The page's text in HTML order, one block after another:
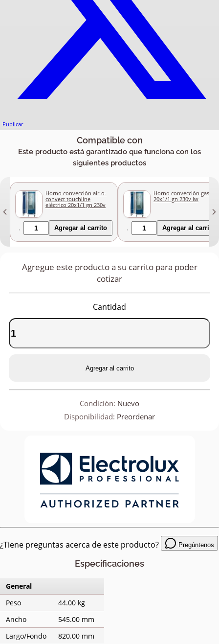
Publicar
Compatible con
Este producto está garantizado que funciona con los
siguientes productos
Horno convección air-o-
convect touchline
eléctrico 20x1/1 gn 230v
Agregar al carrito
Horno convección gas
20x1/1 gn 230v lw
Agregar al carrito
Agregue este producto a su carrito para poder
cotizar
Cantidad
Agregar al carrito
Condición: Nuevo
Disponibilidad: Preordenar
¿Tiene preguntas acerca de este producto? Pregúntenos
Especificaciones
General
Peso
44.00 kg
Ancho
545.00 mm
Largo/Fondo
820.00 mm